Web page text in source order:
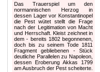
Das Trauerspiel um den
normannischen Herzog in
dessen Lager vor Konstantinopel
die Pest wütet stellt die Frage
nach der Legitimation von Macht
und Herrschaft. Kleist zeichnet in
dem - bereits 1802 begonnenen,
doch bis zu seinem Tode 1811
Fragment gebliebenen - Stück
deutliche Parallelen zu Napoleon,
dessen Eroberung Akkas 1799
am Ausbruch der Pest scheiterte.